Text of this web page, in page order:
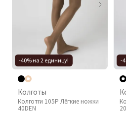
-40% на 2 единицу!
Колготы
Колготrи 105P Лёгкие ножки
40DEN
-